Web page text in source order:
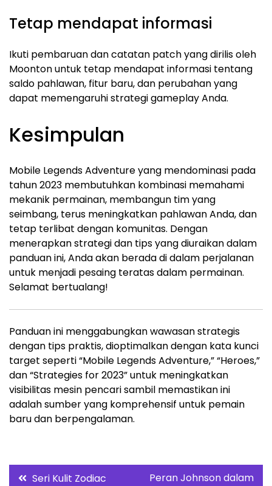
Tetap mendapat informasi
Ikuti pembaruan dan catatan patch yang dirilis oleh
Moonton untuk tetap mendapat informasi tentang
saldo pahlawan, fitur baru, dan perubahan yang
dapat memengaruhi strategi gameplay Anda.
Kesimpulan
Mobile Legends Adventure yang mendominasi pada
tahun 2023 membutuhkan kombinasi memahami
mekanik permainan, membangun tim yang
seimbang, terus meningkatkan pahlawan Anda, dan
tetap terlibat dengan komunitas. Dengan
menerapkan strategi dan tips yang diuraikan dalam
panduan ini, Anda akan berada di dalam perjalanan
untuk menjadi pesaing teratas dalam permainan.
Selamat bertualang!
Panduan ini menggabungkan wawasan strategis
dengan tips praktis, dioptimalkan dengan kata kunci
target seperti “Mobile Legends Adventure,” “Heroes,”
dan “Strategies for 2023” untuk meningkatkan
visibilitas mesin pencari sambil memastikan ini
adalah sumber yang komprehensif untuk pemain
baru dan berpengalaman.
Post
Seri Kulit Zodiac
Peran Johnson dalam